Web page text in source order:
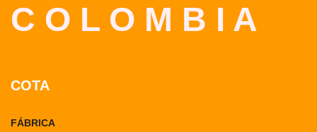
C O L O M B I A
COTA
FÁBRICA